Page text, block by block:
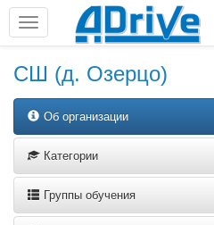
СШ (д. Озерцо)
Об организации
Категории
Группы обучения